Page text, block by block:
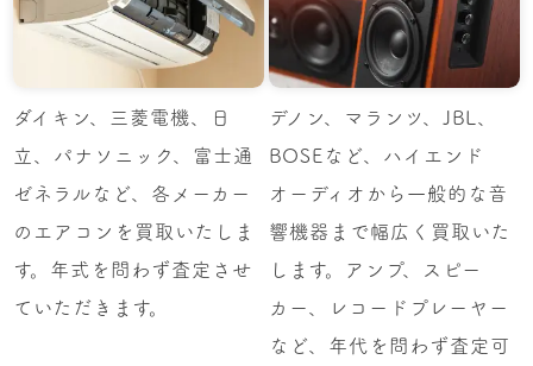
ダイキン、三菱電機、日
立、パナソニック、富士通
ゼネラルなど、各メーカー
のエアコンを買取いたしま
す。年式を問わず査定させ
ていただきます。
デノン、マランツ、JBL、
BOSEなど、ハイエンド
オーディオから一般的な音
響機器まで幅広く買取いた
します。アンプ、スピー
カー、レコードプレーヤー
など、年代を問わず査定可